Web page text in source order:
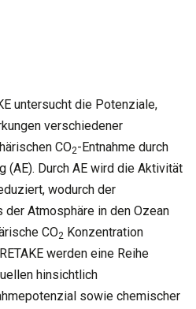
untersucht die Potenziale,
verschiedener
CO2-Entnahme durch
(AE). Durch AE wird die Aktivität
wodurch der
der Atmosphäre in den Ozean
CO2 Konzentration
werden eine Reihe
hinsichtlich
sowie chemischer